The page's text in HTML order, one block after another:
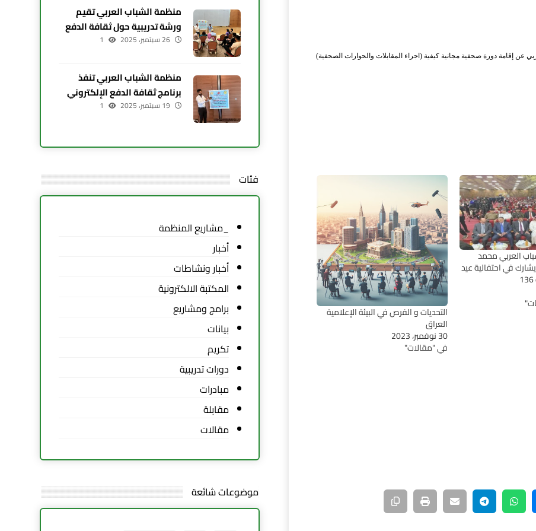
عن إقامة دورة صحفية مجانية كيفية (اجراء المقابلات والحوارات الصحفية)
العربي محمد
في احتفالية عيد
التحديات و الفرص في البيئة الإعلامية
العراق
30 نوفمبر، 2023
في "مقالات"
منظمة الشباب العربي تقيم
ورشة تدريبية حول ثقافة الدفع
الإلكتروني في أربيل
26 سبتمبر، 2025 1
منظمة الشباب العربي تنفذ
برنامج ثقافة الدفع الإلكتروني
في زاخو بمشاركة 20 شابًا
19 سبتمبر، 2025 1
فئات
_مشاريع المنظمة
أخبار
أخبار ونشاطات
المكتبة الالكترونية
برامج ومشاريع
بيانات
تكريم
دورات تدريبية
مبادرات
مقابلة
مقالات
موضوعات شائعة